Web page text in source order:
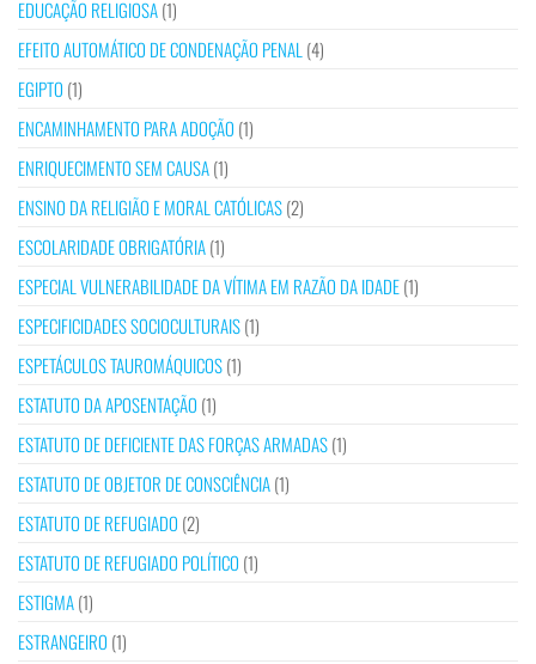
EDUCAÇÃO RELIGIOSA(1)
EFEITO AUTOMÁTICO DE CONDENAÇÃO PENAL (4)
EGIPTO (1)
ENCAMINHAMENTO PARA ADOÇÃO (1)
ENRIQUECIMENTO SEM CAUSA(1)
ENSINO DA RELIGIÃO E MORAL CATÓLICAS(2)
ESCOLARIDADE OBRIGATÓRIA(1)
ESPECIAL VULNERABILIDADE DA VÍTIMA EM RAZÃO DA IDADE(1)
ESPECIFICIDADES SOCIOCULTURAIS(1)
ESPETÁCULOS TAUROMÁQUICOS(1)
ESTATUTO DA APOSENTAÇÃO (1)
ESTATUTO DE DEFICIENTE DAS FORÇAS ARMADAS(1)
ESTATUTO DE OBJETOR DE CONSCIÊNCIA(1)
ESTATUTO DE REFUGIADO (2)
ESTATUTO DE REFUGIADO POLÍTICO (1)
ESTIGMA(1)
ESTRANGEIRO (1)